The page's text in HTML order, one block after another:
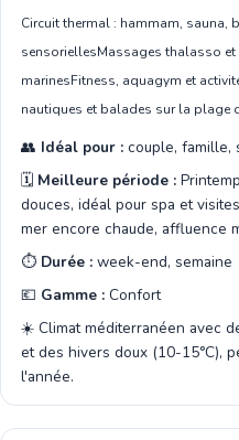
Circuit thermal : hammam, sauna,
sensoriellesMassages thalasso
marinesFitness, aquagym et
nautiques et balades sur la plage
👥 Idéal pour : couple, famille,
🗓️ Meilleure période :
douces, idéal pour spa et
mer encore chaude, affluence
⏱️ Durée : week-end, semaine
💶 Gamme : Confort
☀️ Climat méditerranéen avec
et des hivers doux (10-15°C),
l'année.